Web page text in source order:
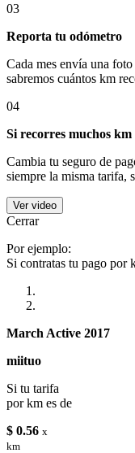
03
Reporta tu odómetro
Cada mes envía una
sabremos cuántos km
04
Si recorres muchos km
Cambia tu seguro de
siempre la misma tarifa,
Ver video
Cerrar
Por ejemplo:
Si contratas tu pago por
March Active 2017
miituo
Si tu tarifa
por km es de
$ 0.56 x
km